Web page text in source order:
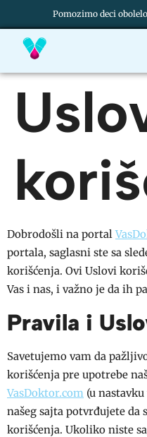
Pomozimo deci
Dobrodošli na portal
portala, saglasni ste sa
korišćenja. Ovi Uslovi
Vas i nas, i važno je da ih
Pravila i
Savetujemo vam da
korišćenja pre upotrebe
VasDoktor.com (u
našeg sajta potvrđujete da
korišćenja. Ukoliko niste